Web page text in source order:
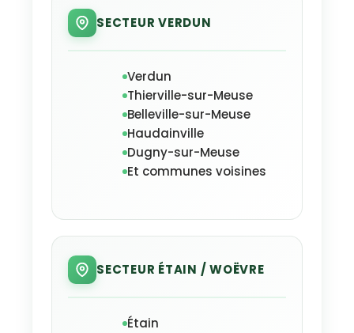
SECTEUR VERDUN
Verdun
Thierville-sur-Meuse
Belleville-sur-Meuse
Haudainville
Dugny-sur-Meuse
Et communes voisines
SECTEUR ÉTAIN / WOËVRE
Étain